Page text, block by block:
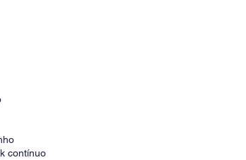
contínuo